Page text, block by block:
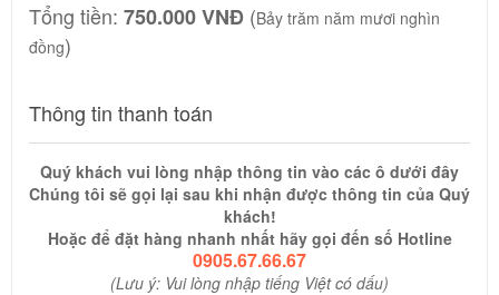
Tổng tiền: 750.000 VNĐ (Bảy trăm năm mươi nghìn
đồng)
Thông tin thanh toán
Quý khách vui lòng nhập thông tin vào các ô dưới đây
Chúng tôi sẽ gọi lại sau khi nhận được thông tin của Quý
khách!
Hoặc để đặt hàng nhanh nhất hãy gọi đến số Hotline
0905.67.66.67
(Lưu ý: Vui lòng nhập tiếng Việt có dấu)